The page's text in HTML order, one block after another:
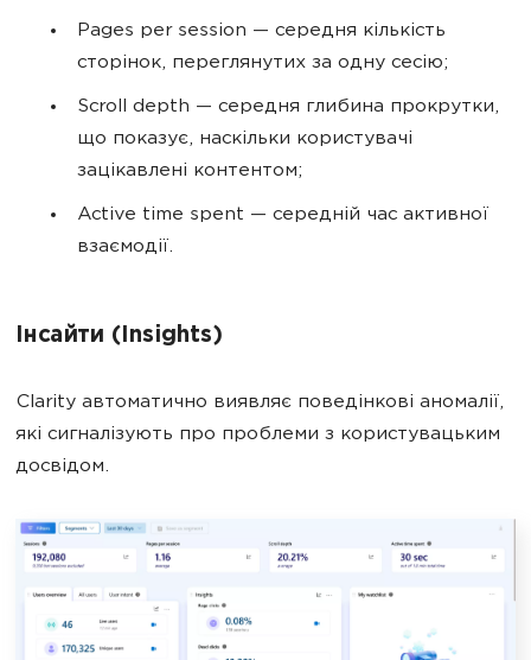
Pages per session — середня кількість
сторінок, переглянутих за одну сесію;
Scroll depth — середня глибина прокрутки,
що показує, наскільки користувачі
зацікавлені контентом;
Active time spent — середній час активної
взаємодії.
Інсайти (Insights)
Clarity автоматично виявляє поведінкові аномалії,
які сигналізують про проблеми з користувацьким
досвідом.